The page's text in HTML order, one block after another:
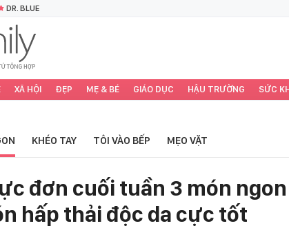
DR. BLUE
XÃ HỘI ĐẸP MẸ & BÉ GIÁO DỤC HẬU TRƯỜNG SỨC
KHÉO TAY TÔI VÀO BẾP MẸO VẶT
đơn cuối tuần 3 món
hấp thải độc da cực tốt